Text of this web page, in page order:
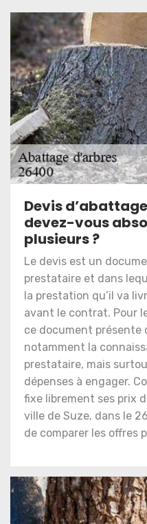
Devis
devez-vous
plusieurs ?
Le devis est un
prestataire et dans
la prestation qu’il va
avant le contrat. Pour
ce document présente
notamment la
prestataire, mais
dépenses à engager.
fixe librement ses prix
ville de Suze, dans le
de comparer les offres